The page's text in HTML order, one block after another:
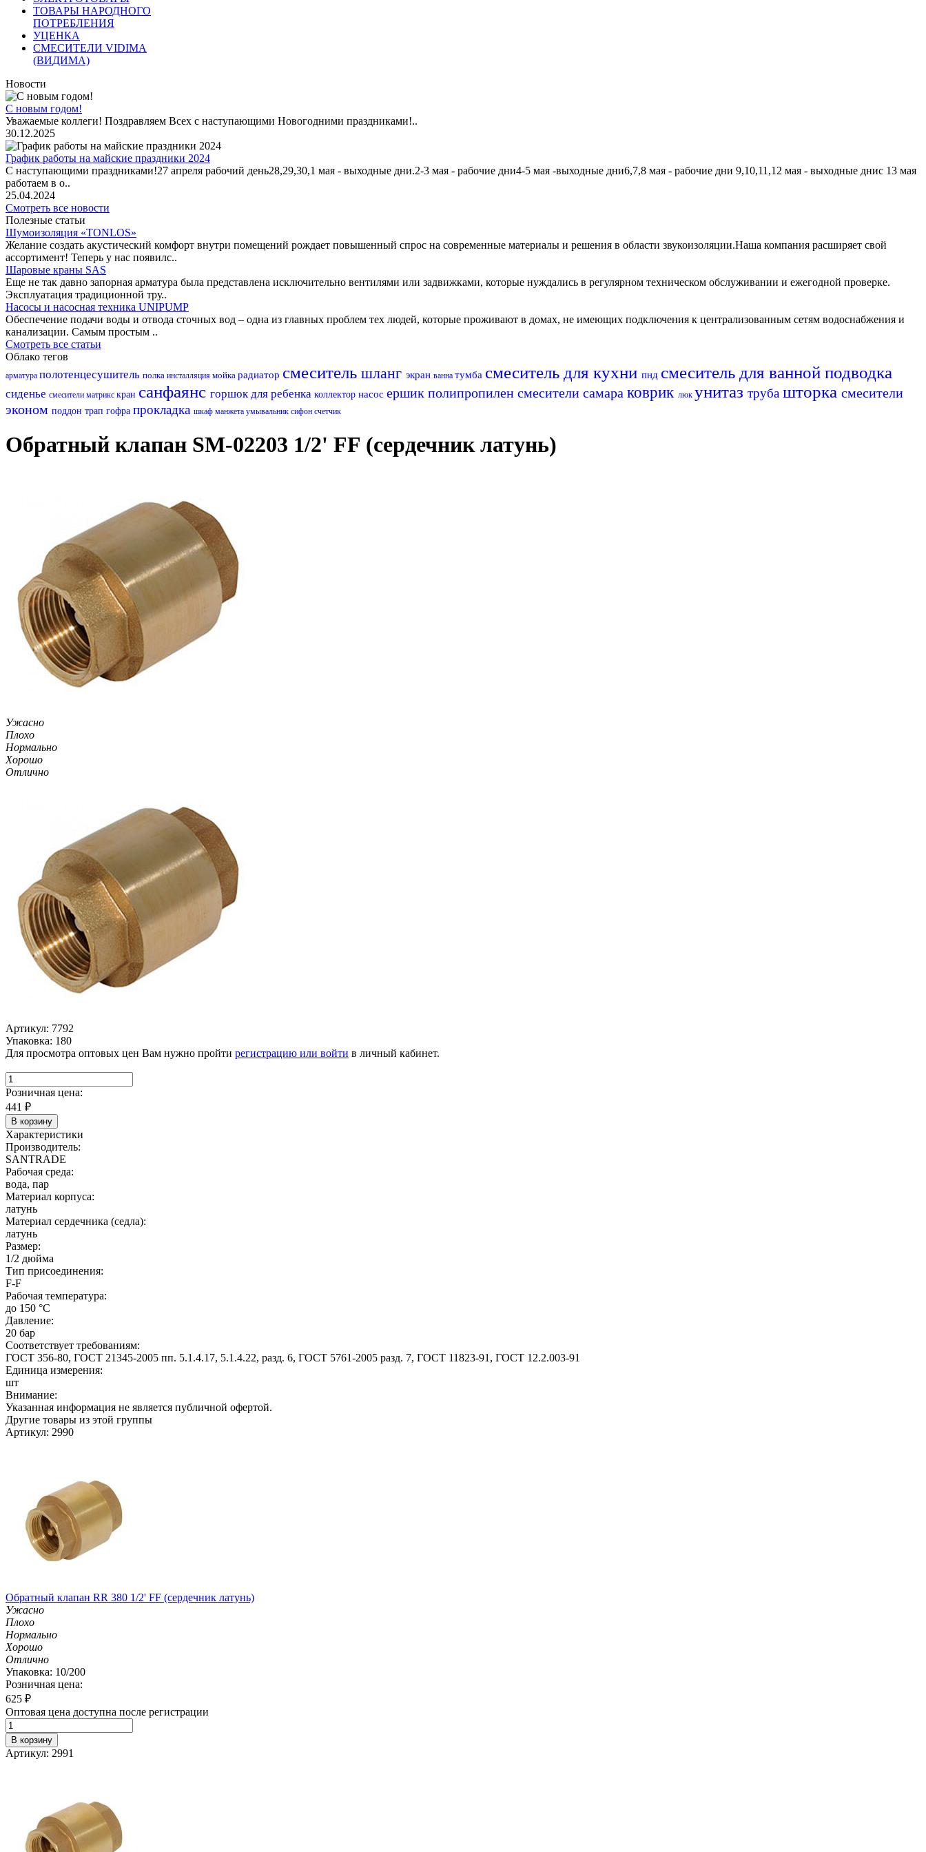
ТОВАРЫ НАРОДНОГО
ПОТРЕБЛЕНИЯ
УЦЕНКА
СМЕСИТЕЛИ VIDIMA
(ВИДИМА)
Новости
С новым годом!
Уважаемые коллеги! Поздравляем Всех с наступающими Новогодними праздниками!..
30.12.2025
График работы на майские праздники 2024
С наступающими праздниками!27 апреля рабочий день28,29,30,1 мая - выходные дни.2-3 мая - рабочие дни4-5 мая -выходные дни6,7,8 мая - рабочие дни 9,10,11,12 мая - выходные днис 13 мая
работаем в о..
25.04.2024
Смотреть все новости
Полезные статьи
Шумоизоляция «TONLOS»
Желание создать акустический комфорт внутри помещений рождает повышенный спрос на современные материалы и решения в области звукоизоляции.Наша компания расширяет свой
ассортимент! Теперь у нас появилс..
Шаровые краны SAS
Еще не так давно запорная арматура была представлена исключительно вентилями или задвижками, которые нуждались в регулярном техническом обслуживании и ежегодной проверке.
Эксплуатация традиционной тру..
Насосы и насосная техника UNIPUMP
Обеспечение подачи воды и отвода сточных вод – одна из главных проблем тех людей, которые проживают в домах, не имеющих подключения к централизованным сетям водоснабжения и
канализации. Самым простым ..
Смотреть все статьи
Облако тегов
арматура полотенцесушитель полка инсталляция мойка радиатор смеситель шланг экран ванна тумба смеситель для кухни пнд смеситель для ванной подводка
сиденье смесители матрикс кран санфаянс горшок для ребенка коллектор насос ершик полипропилен смесители самара коврик люк унитаз труба шторка смесители
эконом поддон трап гофра прокладка шкаф манжета умывальник сифон счетчик
Обратный клапан SM-02203 1/2' FF (сердечник латунь)
Ужасно
Плохо
Нормально
Хорошо
Отлично
Артикул: 7792
Упаковка: 180
Для просмотра оптовых цен Вам нужно пройти регистрацию или войти в личный кабинет.
Розничная цена:
441 ₽
В корзину
Характеристики
Производитель:
SANTRADE
Рабочая среда:
вода, пар
Материал корпуса:
латунь
Материал сердечника (седла):
латунь
Размер:
1/2 дюйма
Тип присоединения:
F-F
Рабочая температура:
до 150 °C
Давление:
20 бар
Соответствует требованиям:
ГОСТ 356-80, ГОСТ 21345-2005 пп. 5.1.4.17, 5.1.4.22, разд. 6, ГОСТ 5761-2005 разд. 7, ГОСТ 11823-91, ГОСТ 12.2.003-91
Единица измерения:
шт
Внимание:
Указанная информация не является публичной офертой.
Другие товары из этой группы
Артикул: 2990
Обратный клапан RR 380 1/2' FF (сердечник латунь)
Ужасно
Плохо
Нормально
Хорошо
Отлично
Упаковка: 10/200
Розничная цена:
625 ₽
Оптовая цена доступна после регистрации
В корзину
Артикул: 2991